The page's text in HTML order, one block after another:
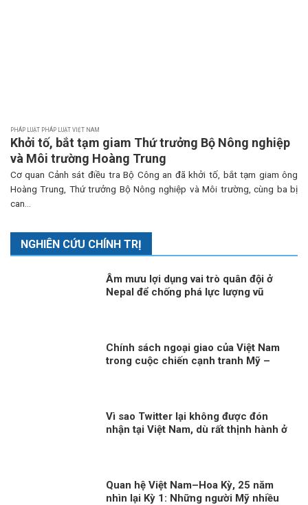
PHÁP LUẬT PHÁP LUẬT VIỆT NAM
Khởi tố, bắt tạm giam Thứ trưởng Bộ Nông nghiệp
và Môi trường Hoàng Trung
Cơ quan Cảnh sát điều tra Bộ Công an đã khởi tố, bắt tạm giam ông
Hoàng Trung, Thứ trưởng Bộ Nông nghiệp và Môi trường, cùng ba bị
can...
NGHIÊN CỨU CHÍNH TRỊ
Âm mưu lợi dụng vai trò quân đội ở
Nepal để chống phá lực lượng vũ
Chính sách ngoại giao của Việt Nam
trong cuộc chiến cạnh tranh Mỹ –
Vì sao Twitter lại không được đón
nhận tại Việt Nam, dù rất thịnh hành ở
Quan hệ Việt Nam–Hoa Kỳ, 25 năm
nhìn lại Kỳ 1: Những người Mỹ nhiều